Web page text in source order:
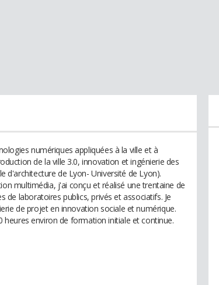
numériques appliquées à la ville et à
de la ville 3.0, innovation et ingénierie des
d'architecture de Lyon- Université de Lyon).
multimédia, j'ai conçu et réalisé une trentaine de
laboratoires publics, privés et associatifs. Je
de projet en innovation sociale et numérique.
heures environ de formation initiale et continue.